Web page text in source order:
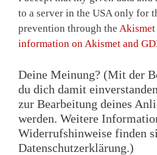
to a server in the USA only for
prevention through the Akismet
information on Akismet and
Deine Meinung? (Mit der
du dich damit
zur Bearbeitung deines
werden. Weitere
Widerrufshinweise finden
Datenschutzerklärung.)